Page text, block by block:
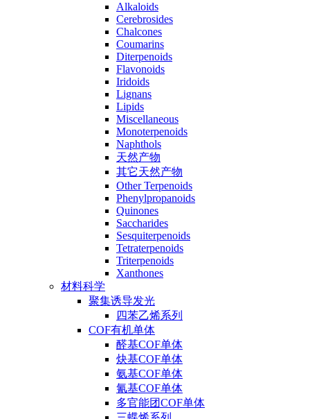
Alkaloids
Cerebrosides
Chalcones
Coumarins
Diterpenoids
Flavonoids
Iridoids
Lignans
Lipids
Miscellaneous
Monoterpenoids
Naphthols
天然产物
其它天然产物
Other Terpenoids
Phenylpropanoids
Quinones
Saccharides
Sesquiterpenoids
Tetraterpenoids
Triterpenoids
Xanthones
材料科学
聚集诱导发光
四苯乙烯系列
COF有机单体
醛基COF单体
炔基COF单体
氨基COF单体
氰基COF单体
多官能团COF单体